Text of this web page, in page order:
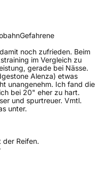
Gefahrene
noch zufrieden. Beim
im Vergleich zu
gerade bei Nässe.
Alenza) etwas
unangenehm. Ich fand die
bei 20" eher zu hart.
und spurtreuer. Vmtl.
unter.
der Reifen.